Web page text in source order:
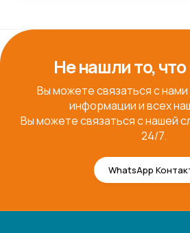
Не нашли то,
Вы можете связаться с
информации и всех
Вы можете связаться с нашей
24/7.
WhatsApp